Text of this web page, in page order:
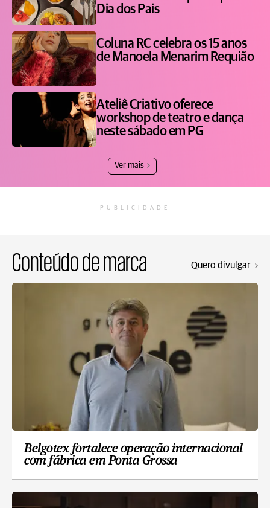
Dia dos Pais
Coluna RC celebra os 15 anos
de Manoela Menarim Requião
Ateliê Criativo oferece
workshop de teatro e dança
neste sábado em PG
Ver mais
PUBLICIDADE
Conteúdo de marca Quero divulgar
Belgotex fortalece operação internacional
com fábrica em Ponta Grossa